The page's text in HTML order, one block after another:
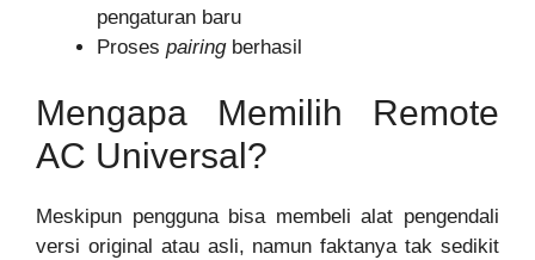
pengaturan baru
Proses pairing berhasil
Mengapa Memilih Remote
AC Universal?
Meskipun pengguna bisa membeli alat pengendali
versi original atau asli, namun faktanya tak sedikit